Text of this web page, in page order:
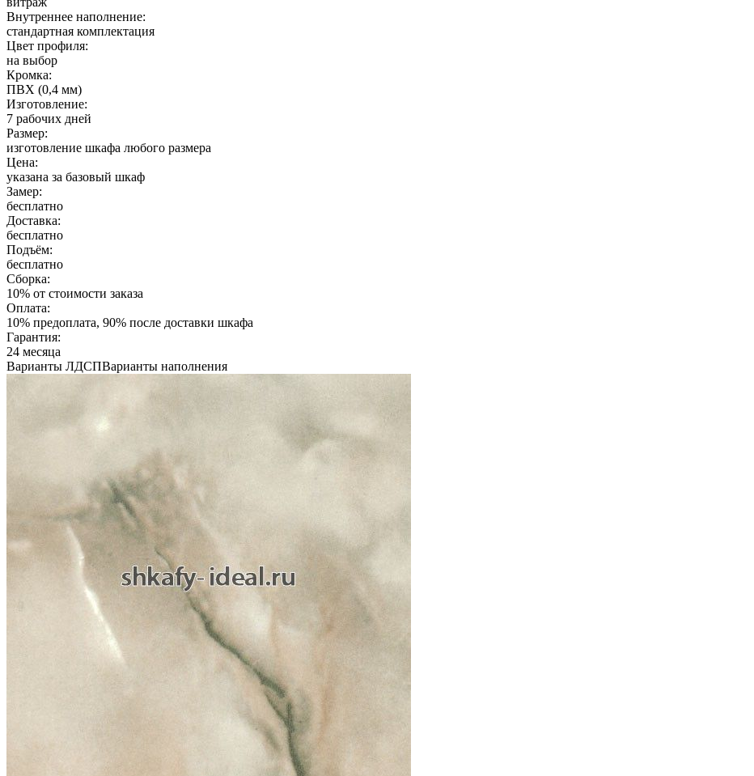
Внутреннее наполнение:
стандартная комплектация
Цвет профиля:
на выбор
Кромка:
ПВХ (0,4 мм)
Изготовление:
7 рабочих дней
Размер:
изготовление шкафа любого размера
Цена:
указана за базовый шкаф
Замер:
бесплатно
Доставка:
бесплатно
Подъём:
бесплатно
Сборка:
10% от стоимости заказа
Оплата:
10% предоплата, 90% после доставки шкафа
Гарантия:
24 месяца
Варианты ЛДСПВарианты наполнения